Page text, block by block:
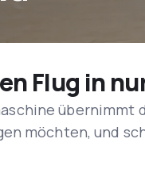
Flug in
übernimmt
möchten, und